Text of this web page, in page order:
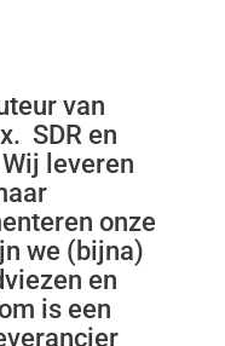
van
SDR en
leveren
onze
we (bijna)
en
is een